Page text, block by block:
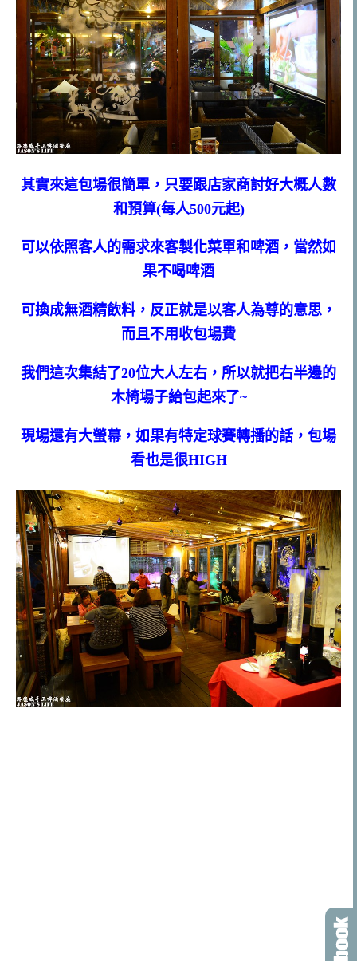
其實來這包場很簡單，只要跟店家商討好大概人數
和預算(每人500元起)
可以依照客人的需求來客製化菜單和啤酒，當然如
果不喝啤酒
可換成無酒精飲料，反正就是以客人為尊的意思，
而且不用收包場費
我們這次集結了20位大人左右，所以就把右半邊的
木椅場子給包起來了~
現場還有大螢幕，如果有特定球賽轉播的話，包場
看也是很HIGH